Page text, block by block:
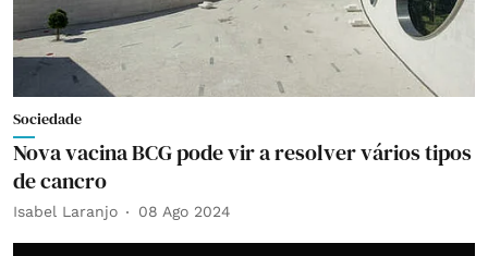
Sociedade
Nova vacina BCG pode vir a resolver vários tipos
de cancro
Isabel Laranjo 08 Ago 2024